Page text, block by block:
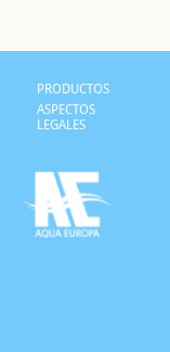
PRODUCTOS
ASPECTOS
LEGALES